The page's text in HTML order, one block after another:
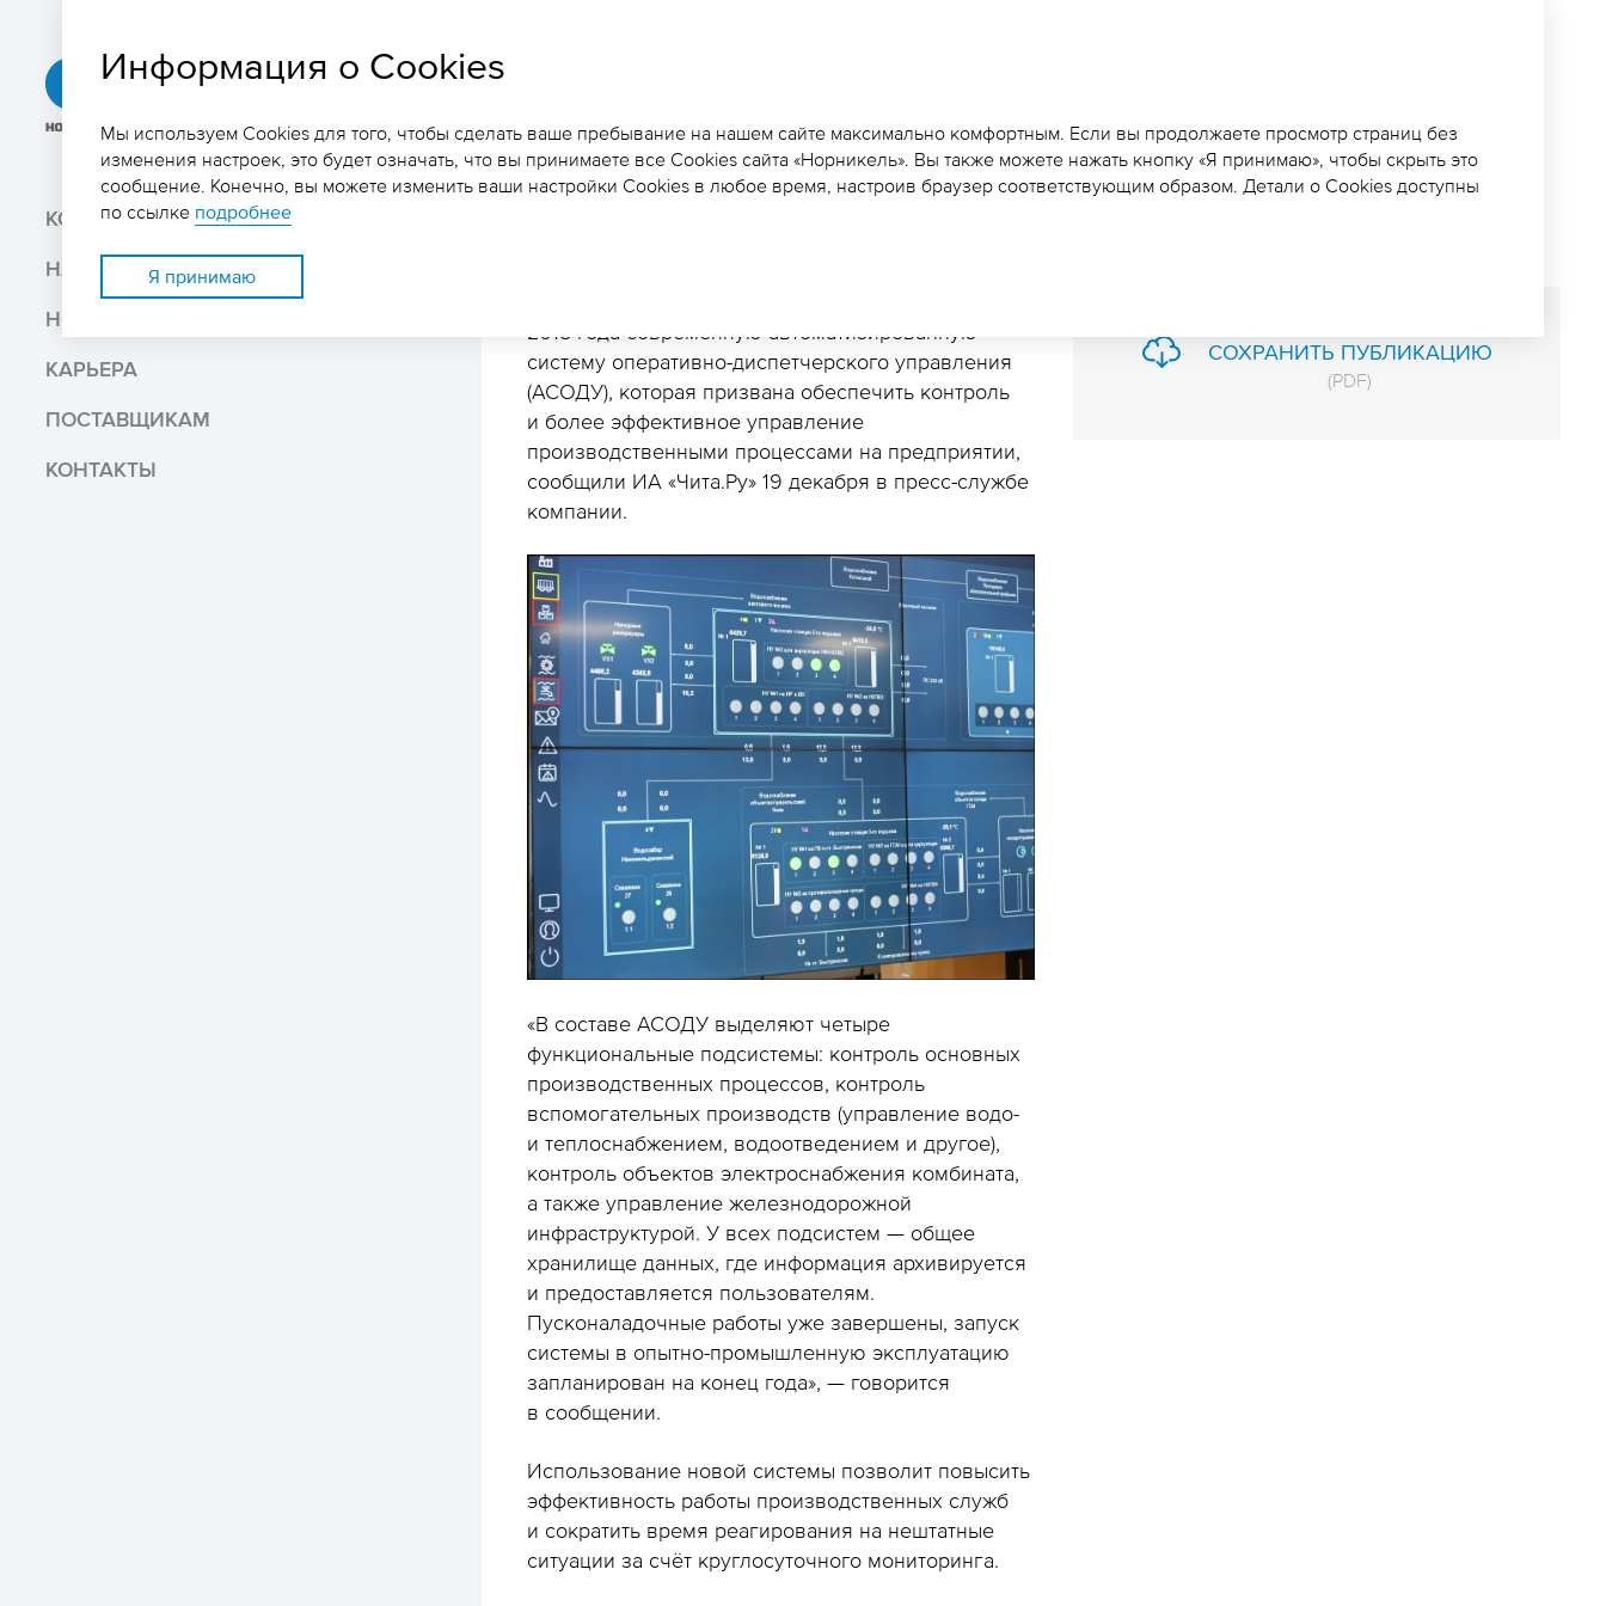
ГРК
КОМПАНИЯ
НАШ БИЗНЕС
НОВОСТИ И МЕДИА
КАРЬЕРА
ПОСТАВЩИКАМ
КОНТАКТЫ
ДИСПЕТЧЕРИЗАЦИИ НА БЫСТРИНСКОМ
ГОКЕ НАЧНУТ РАБОТУ В КОНЦЕ ГОДА
2018 года современную автоматизированную
систему оперативно-диспетчерского управления
(АСОДУ), которая призвана обеспечить контроль
и более эффективное управление
производственными процессами на предприятии,
сообщили ИА «Чита.Ру» 19 декабря в пресс-службе
компании.
«В составе АСОДУ выделяют четыре
функциональные подсистемы: контроль основных
производственных процессов, контроль
вспомогательных производств (управление водо-
и теплоснабжением, водоотведением и другое),
контроль объектов электроснабжения комбината,
а также управление железнодорожной
инфраструктурой. У всех подсистем — общее
хранилище данных, где информация архивируется
и предоставляется пользователям.
Пусконаладочные работы уже завершены, запуск
системы в опытно-промышленную эксплуатацию
запланирован на конец года», — говорится
в сообщении.
Использование новой системы позволит повысить
эффективность работы производственных служб
и сократить время реагирования на нештатные
ситуации за счёт круглосуточного мониторинга.
СОХРАНИТЬ ПУБЛИКАЦИЮ
(PDF)
Поиск
Поделиться
Распечатать
Информация о Cookies
Мы используем Cookies для того, чтобы сделать ваше пребывание на нашем сайте максимально комфортным. Если вы продолжаете просмотр страниц без
изменения настроек, это будет означать, что вы принимаете все Cookies сайта «Норникель». Вы также можете нажать кнопку «Я принимаю», чтобы скрыть это
сообщение. Конечно, вы можете изменить ваши настройки Cookies в любое время, настроив браузер соответствующим образом. Детали о Cookies доступны
по ссылке подробнее
Я принимаю